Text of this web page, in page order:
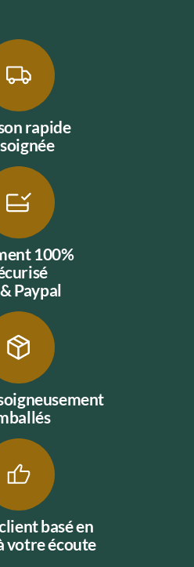
rapide
100%
Paypal
basé en
votre écoute